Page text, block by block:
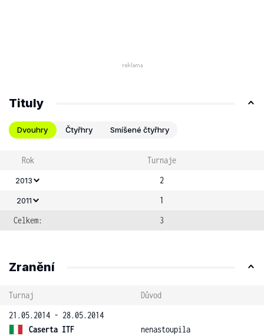
Tituly
Dvouhry Čtyřhry Smíšené čtyřhry
Rok Turnaje
2013 2
2011
1
Celkem:
3
Zranění
Turnaj
Důvod
21.05.2014 - 28.05.2014
Caserta ITF
nenastoupila